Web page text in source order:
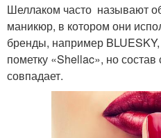
Шеллаком часто называют
маникюр, в котором они
бренды, например
пометку «Shellac», но
совпадает.